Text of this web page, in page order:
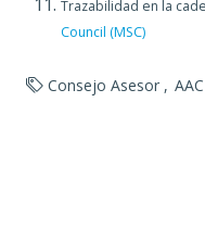
Trazabilidad en la
Council (MSC)
Consejo Asesor